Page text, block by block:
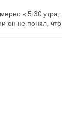
в 5:30 утра,
он не понял, что